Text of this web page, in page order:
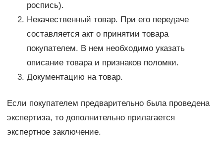
роспись).
Некачественный товар. При его передаче
составляется акт о принятии товара
покупателем. В нем необходимо указать
описание товара и признаков поломки.
Документацию на товар.
Если покупателем предварительно была проведена
экспертиза, то дополнительно прилагается
экспертное заключение.